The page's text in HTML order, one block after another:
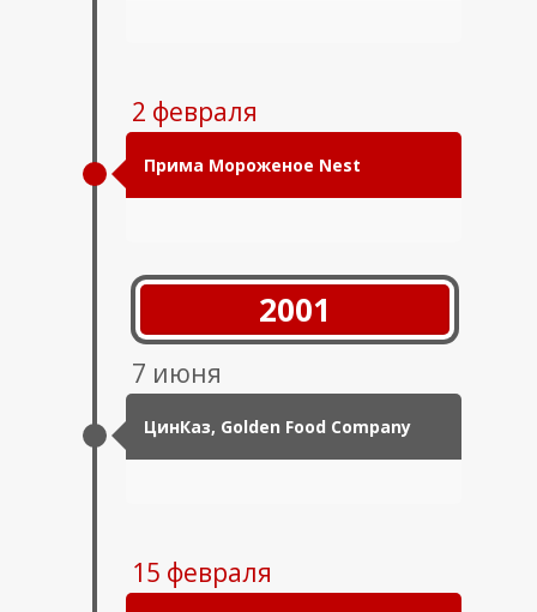
2 февраля
Прима Мороженое Nest
2001
7 июня
ЦинКаз, Golden Food Company
15 февраля